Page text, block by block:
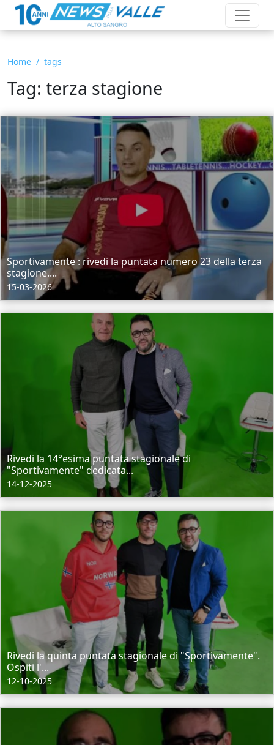
Home tags
Tag: terza stagione
Sportivamente : rivedi la puntata numero 23 della terza
stagione....
15-03-2026
Rivedi la 14°esima puntata stagionale di
"Sportivamente" dedicata...
14-12-2025
Rivedi la quinta puntata stagionale di "Sportivamente".
Ospiti l'...
12-10-2025